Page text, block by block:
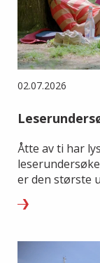
02.07.2026
Åtte av ti har
er den største